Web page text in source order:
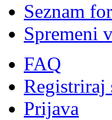
Seznam
Spremeni
FAQ
Registriraj
Prijava